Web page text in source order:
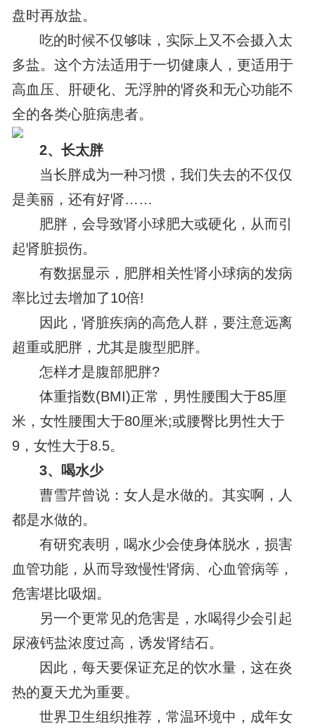
盘时再放盐。
吃的时候不仅够味，实际上又不会摄入太
多盐。这个方法适用于一切健康人，更适用于
高血压、肝硬化、无浮肿的肾炎和无心功能不
全的各类心脏病患者。
2、长太胖
当长胖成为一种习惯，我们失去的不仅仅
是美丽，还有好肾……
肥胖，会导致肾小球肥大或硬化，从而引
起肾脏损伤。
有数据显示，肥胖相关性肾小球病的发病
率比过去增加了10倍!
因此，肾脏疾病的高危人群，要注意远离
超重或肥胖，尤其是腹型肥胖。
怎样才是腹部肥胖?
体重指数(BMI)正常，男性腰围大于85厘
米，女性腰围大于80厘米;或腰臀比男性大于
9，女性大于8.5。
3、喝水少
曹雪芹曾说：女人是水做的。其实啊，人
都是水做的。
有研究表明，喝水少会使身体脱水，损害
血管功能，从而导致慢性肾病、心血管病等，
危害堪比吸烟。
另一个更常见的危害是，水喝得少会引起
尿液钙盐浓度过高，诱发肾结石。
因此，每天要保证充足的饮水量，这在炎
热的夏天尤为重要。
世界卫生组织推荐，常温环境中，成年女